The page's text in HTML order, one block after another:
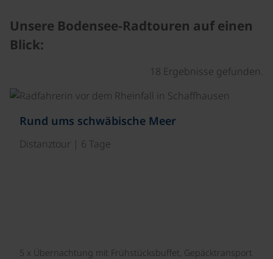
Unsere Bodensee-Radtouren auf einen
Blick:
18 Ergebnisse gefunden.
Rund ums schwäbische Meer
Distanztour | 6 Tage
5 x Übernachtung mit Frühstücksbuffet, Gepäcktransport